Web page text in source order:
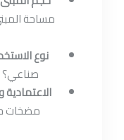
مساحة
نوع
مضخات